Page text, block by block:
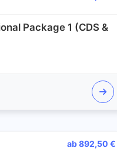
Package 1 (CDS &
ab 892,50 €